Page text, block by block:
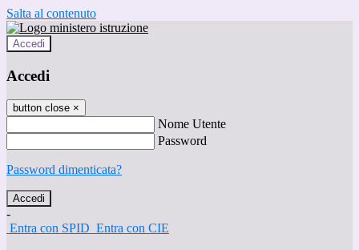
Salta al contenuto
Accedi
Accedi
button close ×
Nome Utente
Password
Password dimenticata?
-
Entra con SPID Entra con CIE